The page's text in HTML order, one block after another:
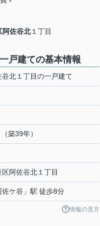
阿佐谷北１丁目
戸建ての基本情報
北１丁目の一戸建て
築39年）
区阿佐谷北 １丁目
佐ケ谷 」駅 徒歩8分
情報の見方